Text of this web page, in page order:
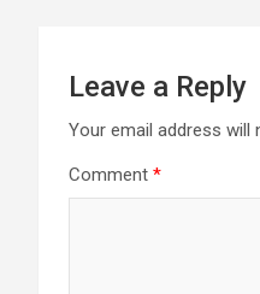
Leave a Reply
Your email address will
Comment *